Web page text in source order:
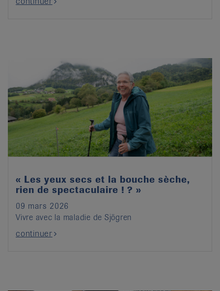
« Les yeux secs et la bouche sèche,
rien de spectaculaire ! ? »
09 mars 2026
Vivre avec la maladie de Sjögren
continuer